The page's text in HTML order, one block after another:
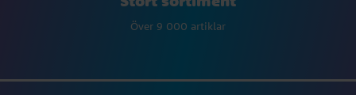
Över 9 000 artiklar